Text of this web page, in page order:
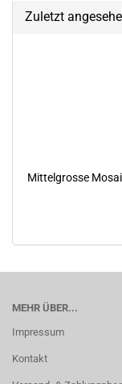
Zuletzt
Mittelgrosse
MEHR ÜBER...
Impressum
Kontakt